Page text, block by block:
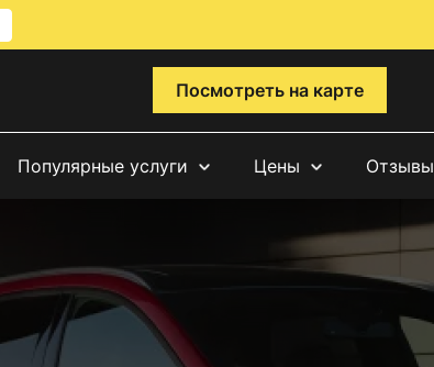
Посмотреть на карте
Популярные услуги Цены Отзывы